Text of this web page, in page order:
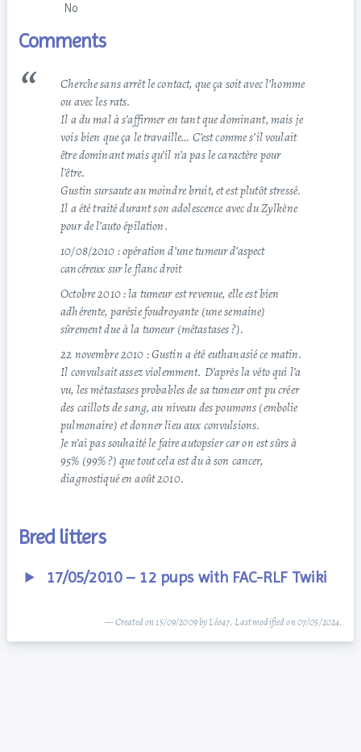
No
Comments
Cherche sans arrêt le contact, que ça soit avec l’homme
ou avec les rats.
Il a du mal à s’affirmer en tant que dominant, mais je
vois bien que ça le travaille… C’est comme s’il voulait
être dominant mais qu’il n’a pas le caractère pour
l’être.
Gustin sursaute au moindre bruit, et est plutôt stressé.
Il a été traité durant son adolescence avec du Zylkène
pour de l’auto épilation.
10/08/2010 : opération d’une tumeur d’aspect
cancéreux sur le flanc droit
Octobre 2010 : la tumeur est revenue, elle est bien
adhérente, parésie foudroyante (une semaine)
sûrement due à la tumeur (métastases ?).
22 novembre 2010 : Gustin a été euthanasié ce matin.
Il convulsait assez violemment. D’après la véto qui l’a
vu, les métastases probables de sa tumeur ont pu créer
des caillots de sang, au niveau des poumons (embolie
pulmonaire) et donner lieu aux convulsions.
Je n’ai pas souhaité le faire autopsier car on est sûrs à
95% (99% ?) que tout cela est du à son cancer,
diagnostiqué en août 2010.
Bred litters
17/05/2010 – 12 pups with FAC-RLF Twiki
— Created on 15/09/2009 by Léo47. Last modified on 07/05/2024.